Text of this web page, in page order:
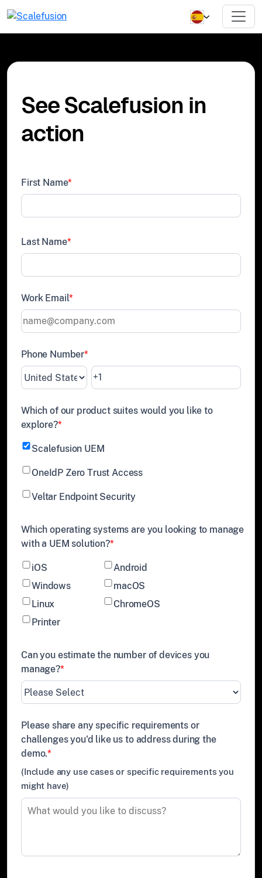
See Scalefusion in
action
First Name*
Last Name*
Work Email*
Phone Number*
Which of our product suites would you like to
explore?*
Scalefusion UEM
OneIdP Zero Trust Access
Veltar Endpoint Security
Which operating systems are you looking to manage
with a UEM solution?*
iOS
Android
Windows
macOS
Linux
ChromeOS
Printer
Can you estimate the number of devices you
manage?*
Please share any specific requirements or
challenges you'd like us to address during the
demo.*
(Include any use cases or specific requirements you
might have)